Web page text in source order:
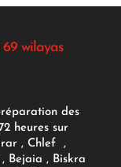
69 wilayas
des
heures sur
, Chlef ,
Bejaia , Biskra